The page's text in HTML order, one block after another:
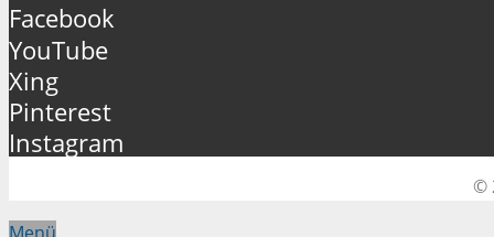
Facebook
YouTube
Xing
Pinterest
Instagram
©